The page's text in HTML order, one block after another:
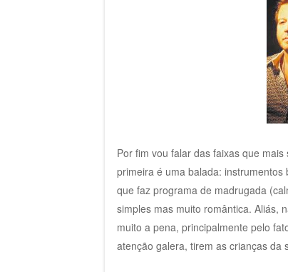
Por fim vou falar das faixas que
primeira é uma balada:
que faz programa de madrugada
simples mas muito romântica. Aliás,
muito a pena, principalmente pelo
atenção galera, tirem as crianças da